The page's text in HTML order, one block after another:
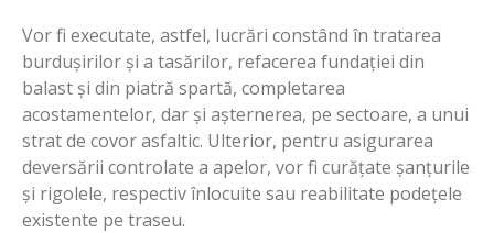
Vor fi executate, astfel, lucrări constând în tratarea
burdușirilor și a tasărilor, refacerea fundației din
balast și din piatră spartă, completarea
acostamentelor, dar și așternerea, pe sectoare, a unui
strat de covor asfaltic. Ulterior, pentru asigurarea
deversării controlate a apelor, vor fi curățate șanțurile
și rigolele, respectiv înlocuite sau reabilitate podețele
existente pe traseu.